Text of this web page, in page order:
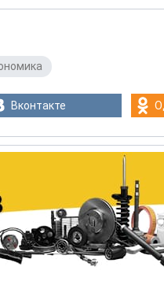
Вконтакте